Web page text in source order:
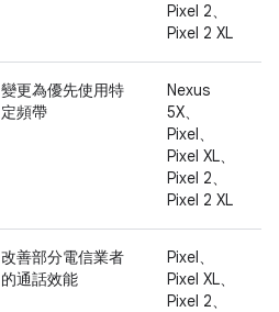
Pixel 2、
Pixel 2 XL
變更為優先使用特
定頻帶
Nexus
5X、
Pixel、
Pixel XL、
Pixel 2、
Pixel 2 XL
改善部分電信業者
的通話效能
Pixel、
Pixel XL、
Pixel 2、